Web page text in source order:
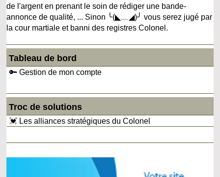
de l'argent en prenant le soin de rédiger une bande-
annonce de qualité, ... Sinon ╰(◣﹏◢)╯ vous serez jugé par
la cour martiale et banni des registres Colonel.
Tableau de bord
🔑 Gestion de mon compte
Troc de solutions
💓 Les alliances stratégiques du Colonel